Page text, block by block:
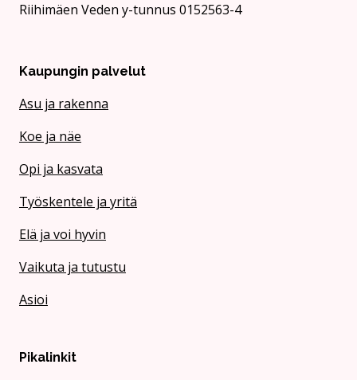
Riihimäen Veden y-tunnus 0152563-4
Kaupungin palvelut
Asu ja rakenna
Koe ja näe
Opi ja kasvata
Työskentele ja yritä
Elä ja voi hyvin
Vaikuta ja tutustu
Asioi
Pikalinkit